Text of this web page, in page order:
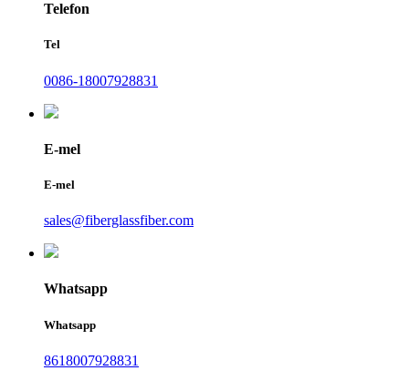
Telefon
Tel
0086-18007928831
E-mel
E-mel
sales@fiberglassfiber.com
Whatsapp
Whatsapp
8618007928831